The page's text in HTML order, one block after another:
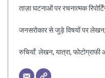
ताज़ा घटनाओं पर रचनात्मक
जनसरोकार से जुड़े विषयों पर लेखन,
रुचियाँ: लेखन, यात्रा, फोटोग्राफी